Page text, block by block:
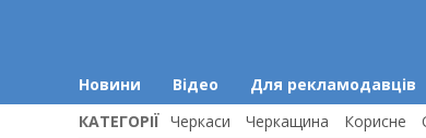
Новини Відео Для рекламодавців
КАТЕГОРІЇ Черкаси Черкащина Корисне